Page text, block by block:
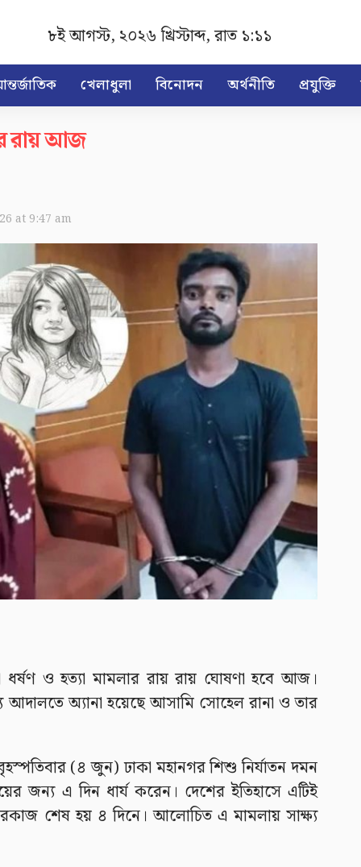
৮ই আগস্ট, ২০২৬ খ্রিস্টাব্দ,রাত ১:১১
খেলাধুলা বিনোদন অর্থনীতি প্রযুক্তি
রায় আজ
at 9:47 am
ধর্ষণ ও হত্যা মামলার রায় রায় ঘোষণা হবে আজ।
অ্যানা হয়েছে আসামি সোহেল রানা ও তার
(৪ জুন) ঢাকা মহানগর শিশু নির্যাতন দমন
জন্য এ দিন ধার্য করেন। দেশের ইতিহাসে এটিই
শেষ হয় ৪ দিনে। আলোচিত এ মামলায় সাক্ষ্য